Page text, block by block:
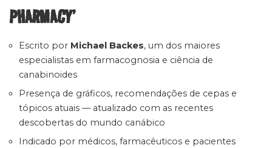
PHARMACY’
Escrito por Michael Backes, um dos maiores
especialistas em farmacognosia e ciência de
canabinoides
Presença de gráficos, recomendações de cepas e
tópicos atuais — atualizado com as recentes
descobertas do mundo canábico
Indicado por médicos, farmacêuticos e pacientes